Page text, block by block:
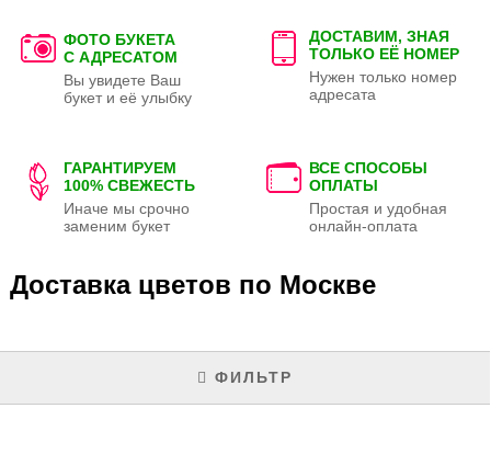
ФОТО БУКЕТА
С АДРЕСАТОМ
Вы увидете Ваш
букет и её улыбку
ДОСТАВИМ, ЗНАЯ
ТОЛЬКО ЕЁ НОМЕР
Нужен только номер
адресата
ГАРАНТИРУЕМ
100% СВЕЖЕСТЬ
Иначе мы срочно
заменим букет
ВСЕ СПОСОБЫ
ОПЛАТЫ
Простая и удобная
онлайн-оплата
Доставка цветов по Москве
ФИЛЬТР